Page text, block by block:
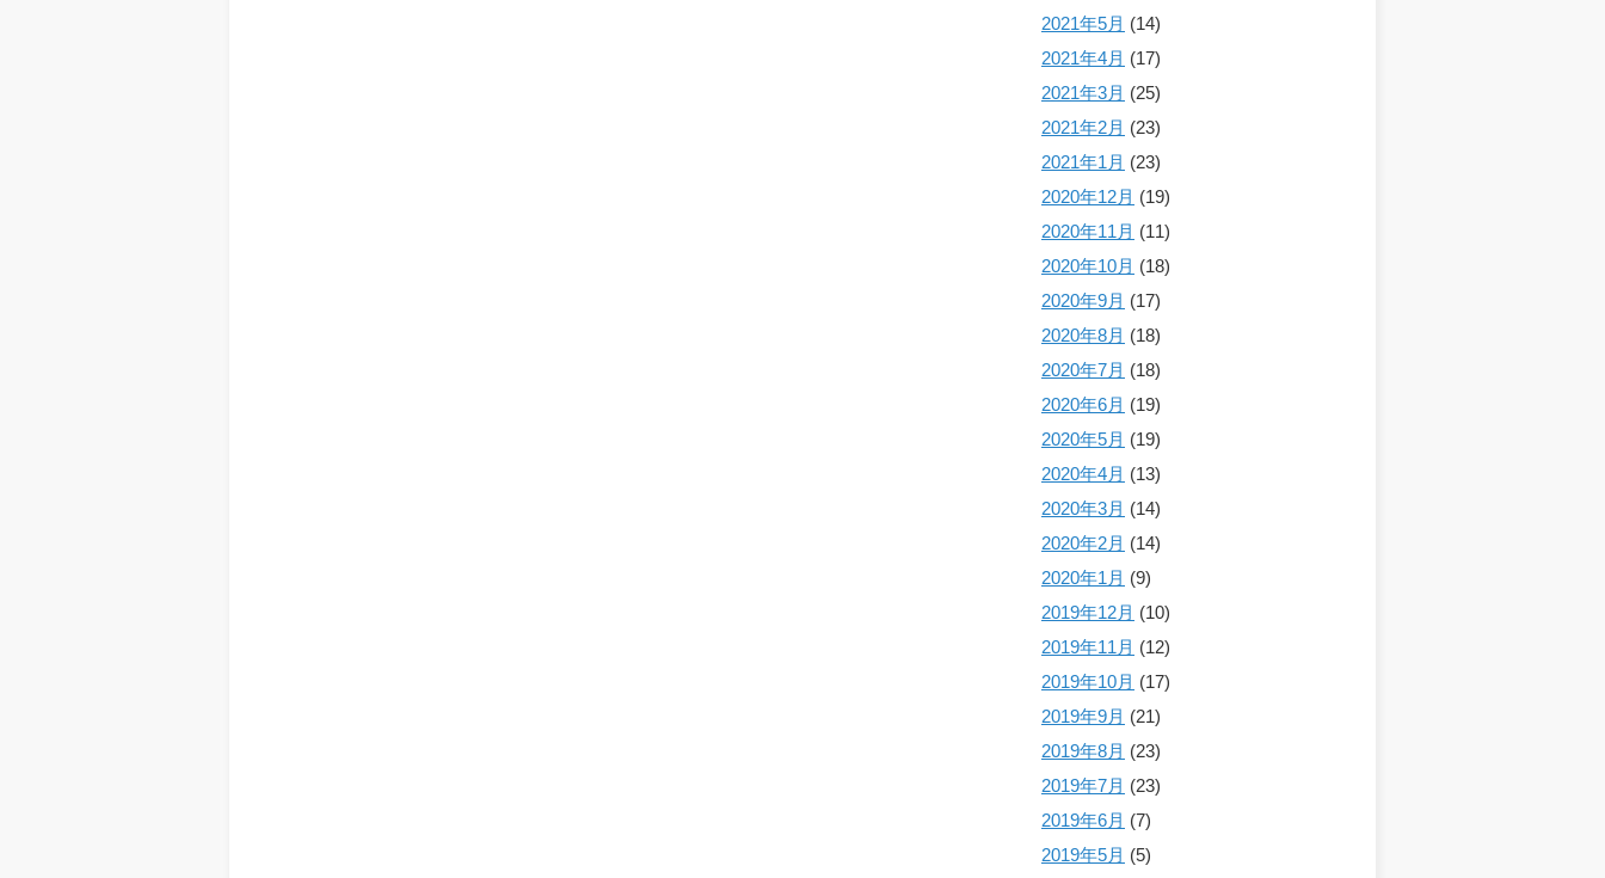
2021年5月 (14)
2021年4月 (17)
2021年3月 (25)
2021年2月 (23)
2021年1月 (23)
2020年12月 (19)
2020年11月 (11)
2020年10月 (18)
2020年9月 (17)
2020年8月 (18)
2020年7月 (18)
2020年6月 (19)
2020年5月 (19)
2020年4月 (13)
2020年3月 (14)
2020年2月 (14)
2020年1月 (9)
2019年12月 (10)
2019年11月 (12)
2019年10月 (17)
2019年9月 (21)
2019年8月 (23)
2019年7月 (23)
2019年6月 (7)
2019年5月 (5)